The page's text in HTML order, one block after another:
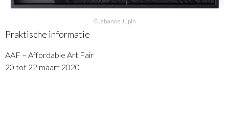
©Jehanne Jupin
Praktische informatie
AAF – Affordable Art Fair
20 tot 22 maart 2020